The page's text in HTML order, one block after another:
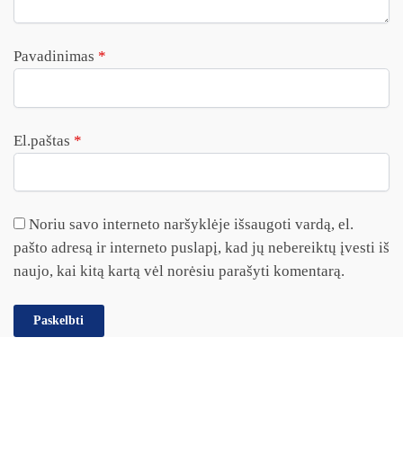
Pavadinimas *
El.paštas *
Noriu savo interneto naršyklėje išsaugoti vardą, el.
pašto adresą ir interneto puslapį, kad jų nebereiktų įvesti iš
naujo, kai kitą kartą vėl norėsiu parašyti komentarą.